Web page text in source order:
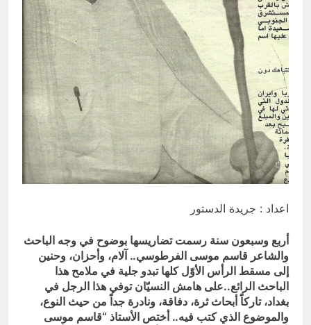
7 ساعات Ago
الولاية التكوينية / راي الفلسفة
التجريدية للانسان
8 ساعات Ago
اعداد : جريدة الدستور
أربع وسبعون سنة رسمت تضاريسها بوضوح في وجه الباحث
والشاعر قاسم موسى الفرطوسي.. آلام، وأحزان، وحنين
إلى مسقط الرأس الأوّل كلها تبدو جلية في ملامح هذا
الباحث الرائع..على هامش النسيّان توفي هذا الرجل في
بغداد، تاركاً أبحاث ثرة، دفاقة، ونادرة جداً من حيث النوع،
والموضوع الذي كتب فيه.. أختص الأستاذ “قاسم موسى